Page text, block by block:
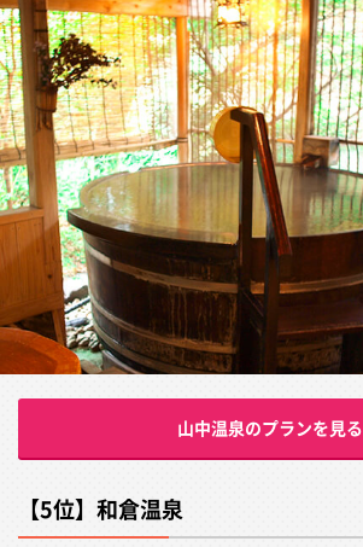
山中温泉のプランを見る
【5位】和倉温泉